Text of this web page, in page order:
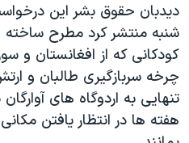
چهل سال گروگان‌گیری
قانون شفافیت دارائی کادر رهبری
اعتراضات مردمی آبان ۹۸
اسرائیل در جنگ
نرگس محمدی برنده جایزه نوبل
دیدبان حقوق بشر این
شنبه منتشر کرد مطرح
کودکانی که از افغانستان و
چرخه سربازگیری طالبان و
تنهایی به اردوگاه های
هفته ها در انتظار یافتن